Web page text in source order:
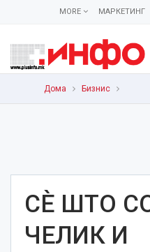
МАРКЕТИНГ
MORE
Дома Бизнис
СЀ ШТО
ЧЕЛИК И